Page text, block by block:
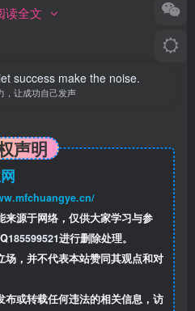
读全文
success make the noise.
，让成功自己发声
声明
来源于网络，仅供大家学习与参
185599521进行删除处理。
场，并不代表本站赞同其观点和对
布或转载任何违法的相关信息，访